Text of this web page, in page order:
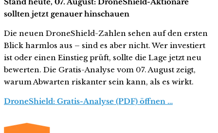
Stand heute, 07. August: DroneShield-Aktionäre
sollten jetzt genauer hinschauen
Die neuen DroneShield-Zahlen sehen auf den ersten
Blick harmlos aus – sind es aber nicht. Wer investiert
ist oder einen Einstieg prüft, sollte die Lage jetzt neu
bewerten. Die Gratis-Analyse vom 07. August zeigt,
warum Abwarten riskanter sein kann, als es wirkt.
DroneShield: Gratis-Analyse (PDF) öffnen …